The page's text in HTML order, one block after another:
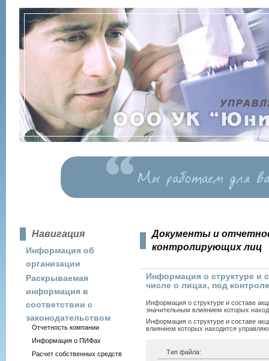
Навигация
Информация об
организации
Раскрываемая
информация в
соответствии с
законодательством
Отчетность компании
Информация о ПИФах
Расчет собственных средств
Документы и
контролирующих лиц
Информация о структуре и
числе о лицах, под
Информация о структуре и составе
значительным влиянием которых
Информация о структуре и составе
влиянием которых находится
Тип файла: